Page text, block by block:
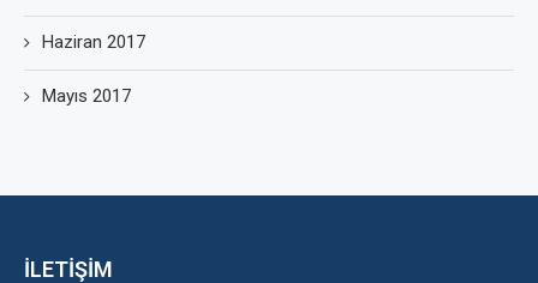
Haziran 2017
Mayıs 2017
İLETİŞİM